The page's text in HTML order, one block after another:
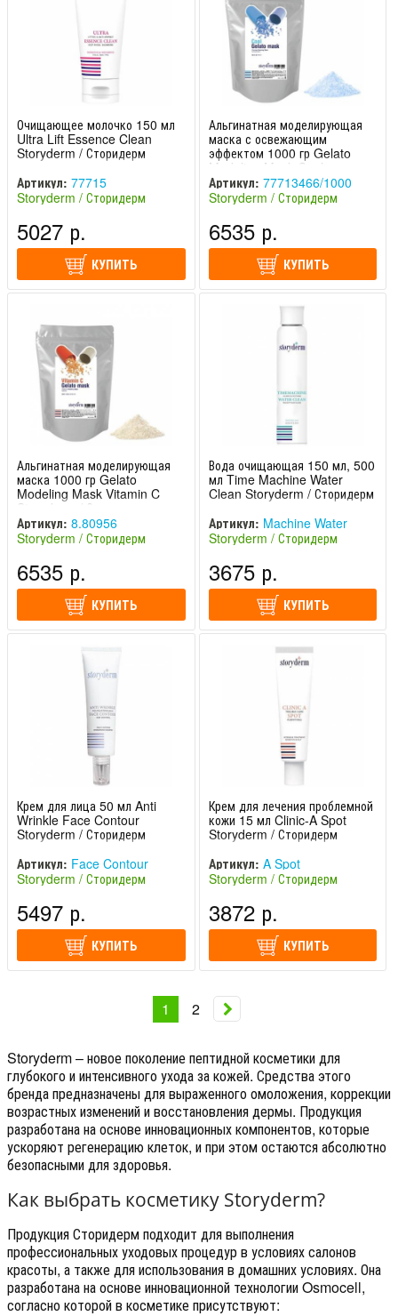
Очищающее молочко 150 мл
Ultra Lift Essence Clean
Storyderm / Сторидерм
Артикул: 77715
Storyderm / Сторидерм
5027 р.
КУПИТЬ
Альгинатная моделирующая
маска с освежающим
эффектом 1000 гр Gelato
Modeling Mask Cool
Storyderm / Сторидерм
Артикул: 77713466/1000
Storyderm / Сторидерм
6535 р.
КУПИТЬ
Альгинатная моделирующая
маска 1000 гр Gelato
Modeling Mask Vitamin C
Storyderm / Сторидерм
Артикул: 8.80956
Storyderm / Сторидерм
6535 р.
КУПИТЬ
Вода очищающая 150 мл, 500
мл Time Machine Water
Clean Storyderm / Сторидерм
Артикул: Machine Water
Storyderm / Сторидерм
3675 р.
КУПИТЬ
Крем для лица 50 мл Anti
Wrinkle Face Contour
Storyderm / Сторидерм
Артикул: Face Contour
Storyderm / Сторидерм
5497 р.
КУПИТЬ
Крем для лечения проблемной
кожи 15 мл Clinic-A Spot
Storyderm / Сторидерм
Артикул: A Spot
Storyderm / Сторидерм
3872 р.
КУПИТЬ
1 2
Storyderm – новое поколение пептидной косметики для
глубокого и интенсивного ухода за кожей. Средства этого
бренда предназначены для выраженного омоложения, коррекции
возрастных изменений и восстановления дермы. Продукция
разработана на основе инновационных компонентов, которые
ускоряют регенерацию клеток, и при этом остаются абсолютно
безопасными для здоровья.
Как выбрать косметику Storyderm?
Продукция Сторидерм подходит для выполнения
профессиональных уходовых процедур в условиях салонов
красоты, а также для использования в домашних условиях. Она
разработана на основе инновационной технологии Osmocell,
согласно которой в косметике присутствуют: